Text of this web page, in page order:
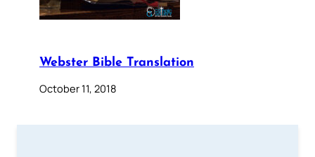
Webster Bible Translation
October 11, 2018